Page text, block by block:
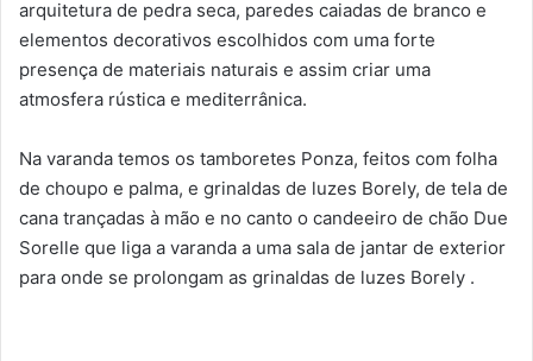
arquitetura de pedra seca, paredes caiadas de branco e
elementos decorativos escolhidos com uma forte
presença de materiais naturais e assim criar uma
atmosfera rústica e mediterrânica.
Na varanda temos os tamboretes Ponza, feitos com folha
de choupo e palma, e grinaldas de luzes Borely, de tela de
cana trançadas à mão e no canto o candeeiro de chão Due
Sorelle que liga a varanda a uma sala de jantar de exterior
para onde se prolongam as grinaldas de luzes Borely .